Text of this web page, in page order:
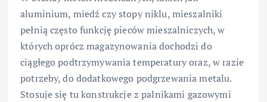
aluminium, miedź czy stopy niklu, mieszalniki
pełnią często funkcję pieców mieszalniczych, w
których oprócz magazynowania dochodzi do
ciągłego podtrzymywania temperatury oraz, w razie
potrzeby, do dodatkowego podgrzewania metalu.
Stosuje się tu konstrukcje z palnikami gazowymi